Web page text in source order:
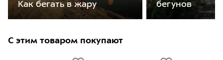
Как бегать в жару бегунов
С этим товаром покупают